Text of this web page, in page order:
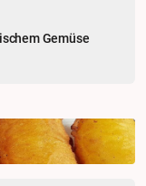
Gemüse